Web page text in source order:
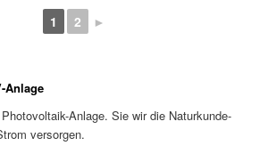
1 2 ►
Anlage
Photovoltaik-Anlage. Sie wir die Naturkunde-
versorgen.